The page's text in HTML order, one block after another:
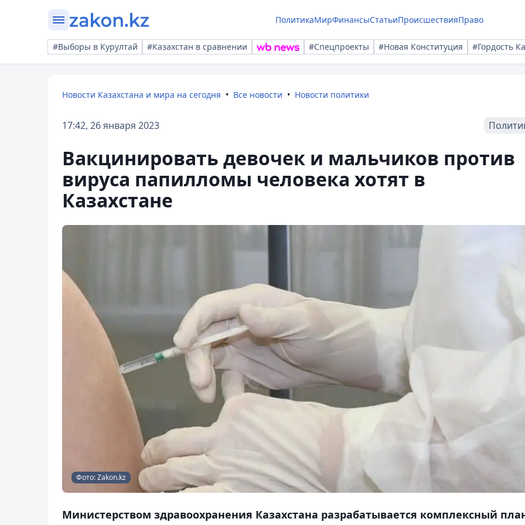
ПолитикаМирФинансыСтатьиПроисшествияПраво
#Выборы в Курултай #Казахстан в сравнении #Спецпроекты #Новая Конституция #Гордость
Новости Казахстана и мира на сегодня Все новости Новости политики
17:42, 26 января 2023
Вакцинировать девочек и мальчиков против
вируса папилломы человека хотят в
Казахстане
Фото: Zakon.kz
Министерством здравоохранения Казахстана разрабатывается комплексный